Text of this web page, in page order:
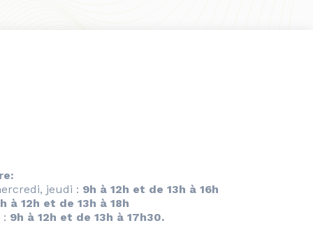
jeudi : 9h à 12h et de 13h à 16h
à 12h et de 13h à 18h
: 9h à 12h et de 13h à 17h30.